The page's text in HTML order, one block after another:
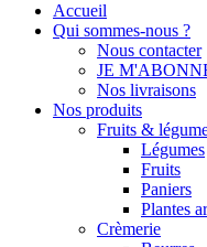
Accueil
Qui sommes-nous ?
Nous contacter
JE
Nos livraisons
Nos produits
Fruits &
Légumes
Fruits
Paniers
Plantes
Crèmerie